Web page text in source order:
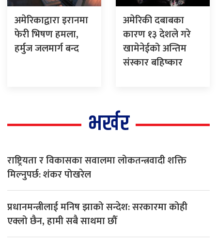
अमेरिकाद्वारा इरानमा
फेरी भिषण हमला,
हर्मुज जलमार्ग बन्द
अमेरिकी दबाबका
कारण १३ देशले गरे
खामेनेईको अन्तिम
संस्कार बहिष्कार
भर्खर
राष्ट्रियता र विकासका सवालमा लोकतन्त्रवादी शक्ति
मिल्नुपर्छ: शंकर पोखरेल
प्रधानमन्त्रीलाई मनिष झाको सन्देश: सरकारमा कोही
एक्लो छैन, हामी सबै साथमा छौँ